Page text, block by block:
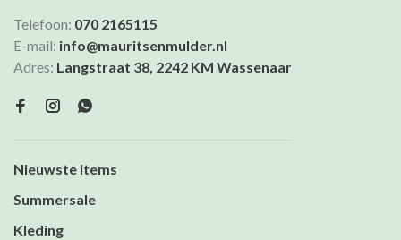
Telefoon: 070 2165115
E-mail: info@mauritsenmulder.nl
Adres: Langstraat 38, 2242 KM Wassenaar
Nieuwste items
Summersale
Kleding